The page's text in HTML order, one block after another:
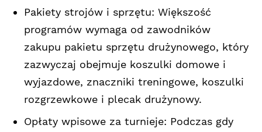
Pakiety strojów i sprzętu: Większość
programów wymaga od zawodników
zakupu pakietu sprzętu drużynowego, który
zazwyczaj obejmuje koszulki domowe i
wyjazdowe, znaczniki treningowe, koszulki
rozgrzewkowe i plecak drużynowy.
Opłaty wpisowe za turnieje: Podczas gdy